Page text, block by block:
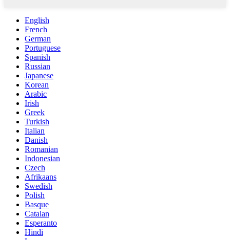
English
French
German
Portuguese
Spanish
Russian
Japanese
Korean
Arabic
Irish
Greek
Turkish
Italian
Danish
Romanian
Indonesian
Czech
Afrikaans
Swedish
Polish
Basque
Catalan
Esperanto
Hindi